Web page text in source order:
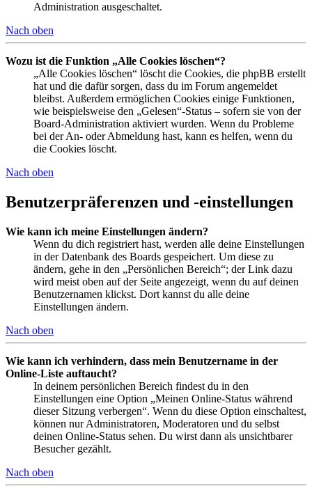
Administration ausgeschaltet.
Nach oben
Wozu ist die Funktion „Alle Cookies löschen“?
„Alle Cookies löschen“ löscht die Cookies, die phpBB erstellt
hat und die dafür sorgen, dass du im Forum angemeldet
bleibst. Außerdem ermöglichen Cookies einige Funktionen,
wie beispielsweise den „Gelesen“-Status – sofern sie von der
Board-Administration aktiviert wurden. Wenn du Probleme
bei der An- oder Abmeldung hast, kann es helfen, wenn du
die Cookies löscht.
Nach oben
Benutzerpräferenzen und -einstellungen
Wie kann ich meine Einstellungen ändern?
Wenn du dich registriert hast, werden alle deine Einstellungen
in der Datenbank des Boards gespeichert. Um diese zu
ändern, gehe in den „Persönlichen Bereich“; der Link dazu
wird meist oben auf der Seite angezeigt, wenn du auf deinen
Benutzernamen klickst. Dort kannst du alle deine
Einstellungen ändern.
Nach oben
Wie kann ich verhindern, dass mein Benutzername in der
Online-Liste auftaucht?
In deinem persönlichen Bereich findest du in den
Einstellungen eine Option „Meinen Online-Status während
dieser Sitzung verbergen“. Wenn du diese Option einschaltest,
können nur Administratoren, Moderatoren und du selbst
deinen Online-Status sehen. Du wirst dann als unsichtbarer
Besucher gezählt.
Nach oben